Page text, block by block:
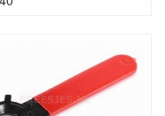
moet worden
zal in werkelijkheid